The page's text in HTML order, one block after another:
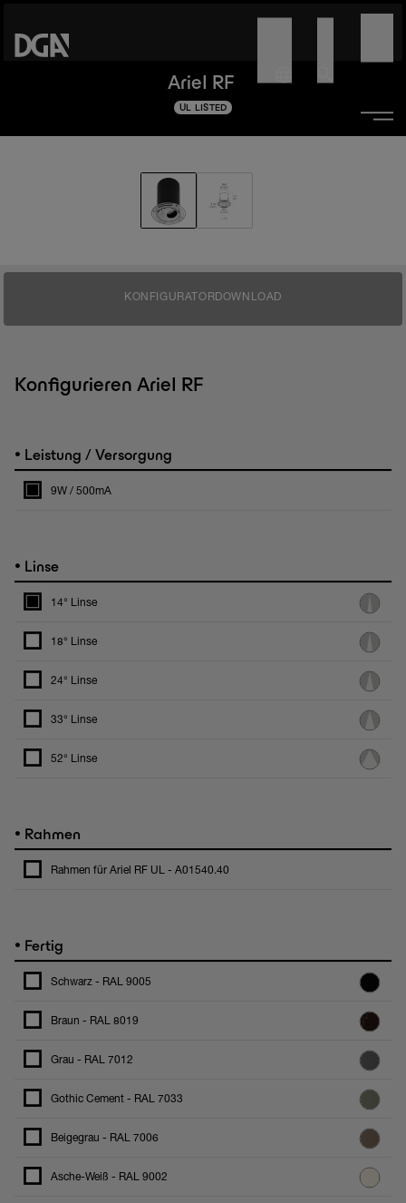
Ariel RF
UL LISTED
KONFIGURATORDOWNLOAD
Konfigurieren Ariel RF
• Leistung / Versorgung
9W / 500mA
• Linse
14° Linse
18° Linse
24° Linse
33° Linse
52° Linse
• Rahmen
Rahmen für Ariel RF UL - A01540.40
• Fertig
Schwarz - RAL 9005
Braun - RAL 8019
Grau - RAL 7012
Gothic Cement - RAL 7033
Beigegrau - RAL 7006
Asche-Weiß - RAL 9002